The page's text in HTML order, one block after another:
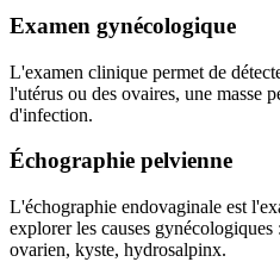
Examen gynécologique
L'examen clinique permet de
l'utérus ou des ovaires, une masse
d'infection.
Échographie pelvienne
L'échographie endovaginale est
explorer les causes
ovarien, kyste, hydrosalpinx.